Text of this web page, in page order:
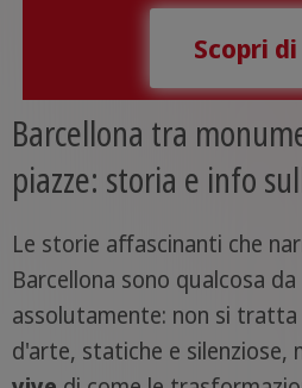
Scopri
Barcellona tra
piazze: storia e info
Le storie affascinanti che
Barcellona sono qualcosa
assolutamente: non si
d'arte, statiche e silenziose,